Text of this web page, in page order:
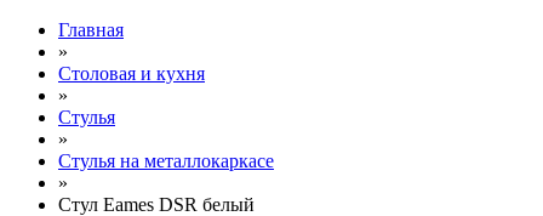
Главная
»
Столовая и кухня
»
Стулья
»
Стулья на металлокаркасе
»
Стул Eames DSR белый